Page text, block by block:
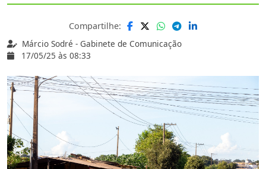
Márcio Sodré - Gabinete de Comunicação
17/05/25 às 08:33
Compartilhe: